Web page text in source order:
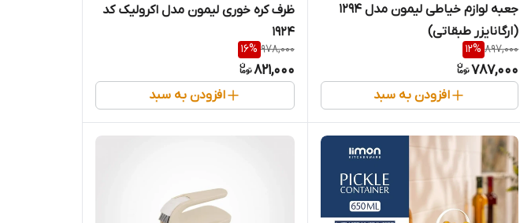
جعبه لوازم خیاطی لیمون مدل ۱۲۹۴
(ارگانایزر طبقاتی)
897,000
12%
787,000
افزودن به سبد
ظرف کره خوری لیمون مدل اکرولیک کد
1924
978,000
16%
821,000
افزودن به سبد